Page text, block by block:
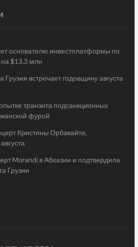
основателю инвестплатформы по
$13,3 млн
Грузия встречает годовщину августа
транзита подсанкционных
фурой
Кристины Орбакайте,
Morandi в Абхазии и подтвердила
Грузии